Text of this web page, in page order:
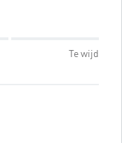
Te wijd